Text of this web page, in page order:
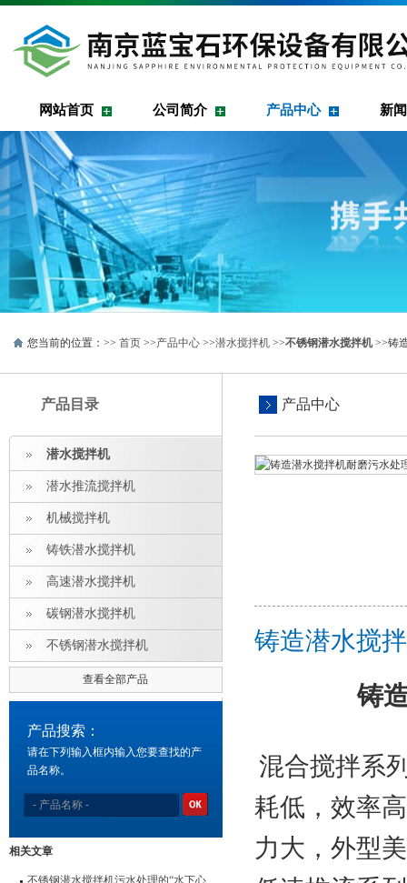
网站首页 公司简介 产品中心 新
您当前的位置：>> 首页 >>产品中心 >>潜水搅拌机 >>不锈钢潜水搅拌机>>铸
产品目录
潜水搅拌机
潜水推流搅拌机
机械搅拌机
铸铁潜水搅拌机
高速潜水搅拌机
碳钢潜水搅拌机
不锈钢潜水搅拌机
查看全部产品
产品搜索：
请在下列输入框内输入您要查找的产
品名称。
相关文章
不锈钢潜水搅拌机污水处理的“水下心
产品中心
铸造潜水搅
铸
混合搅拌系
耗低，效率
力大，外型